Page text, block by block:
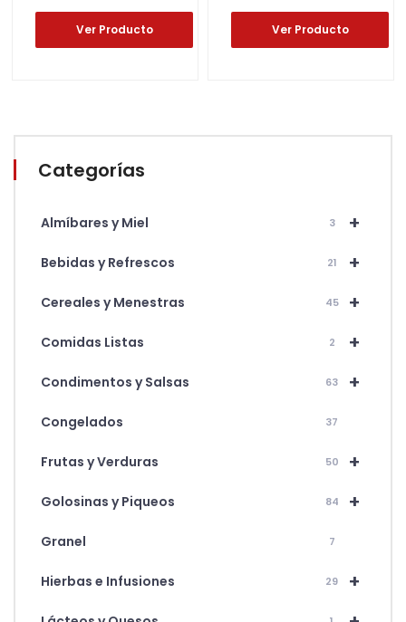
Categorías
+
Almíbares y Miel 3
+
Bebidas y Refrescos 21
+
Cereales y Menestras 45
+
Comidas Listas 2
+
Condimentos y Salsas 63
Congelados 37
+
Frutas y Verduras 50
+
Golosinas y Piqueos 84
Granel 7
+
Hierbas e Infusiones 29
Ver Producto Ver Producto